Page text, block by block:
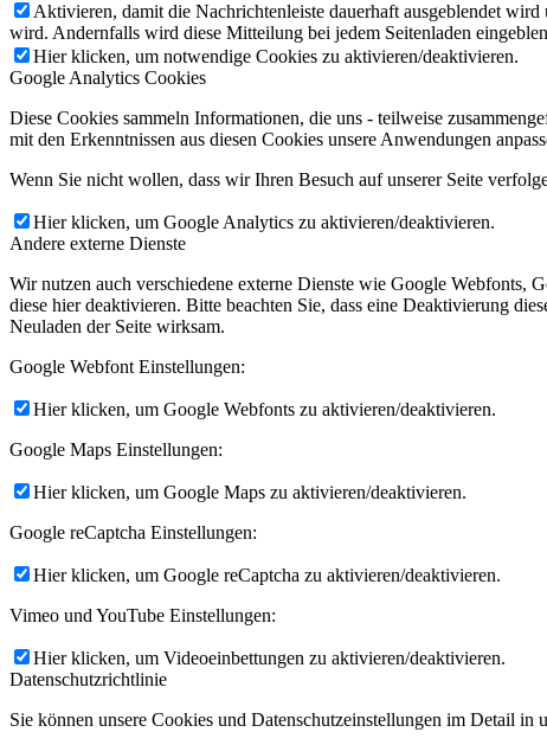
Aktivieren, damit die Nachrichtenleiste dauerhaft ausgeblendet
wird. Andernfalls wird diese Mitteilung bei jedem Seitenladen
Hier klicken, um notwendige Cookies zu aktivieren/deaktivieren.
Google Analytics Cookies
Diese Cookies sammeln Informationen, die uns - teilweise
mit den Erkenntnissen aus diesen Cookies unsere Anwendungen
Wenn Sie nicht wollen, dass wir Ihren Besuch auf unserer Seite
Hier klicken, um Google Analytics zu aktivieren/deaktivieren.
Andere externe Dienste
Wir nutzen auch verschiedene externe Dienste wie Google Webfonts,
diese hier deaktivieren. Bitte beachten Sie, dass eine Deaktivierung
Neuladen der Seite wirksam.
Google Webfont Einstellungen:
Hier klicken, um Google Webfonts zu aktivieren/deaktivieren.
Google Maps Einstellungen:
Hier klicken, um Google Maps zu aktivieren/deaktivieren.
Google reCaptcha Einstellungen:
Hier klicken, um Google reCaptcha zu aktivieren/deaktivieren.
Vimeo und YouTube Einstellungen:
Hier klicken, um Videoeinbettungen zu aktivieren/deaktivieren.
Datenschutzrichtlinie
Sie können unsere Cookies und Datenschutzeinstellungen im Detail in